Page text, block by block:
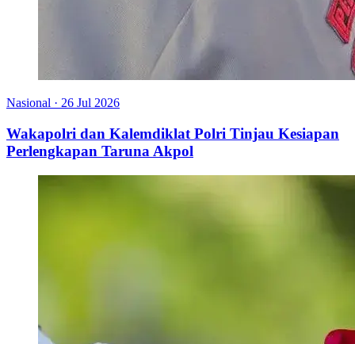
Nasional · 26 Jul 2026
Wakapolri dan Kalemdiklat Polri Tinjau Kesiapan
Perlengkapan Taruna Akpol